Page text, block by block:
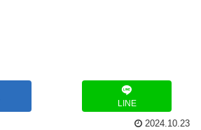
LINE
2024.10.23